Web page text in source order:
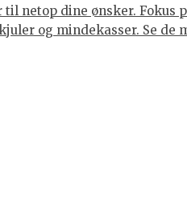
netop dine ønsker.
og mindekasser. Se de